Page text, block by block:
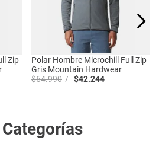
Zip
Polar Hombre Microchill Full Zip
Gris Mountain Hardwear
$64.990 $42.244